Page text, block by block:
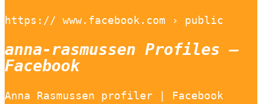
https:// www.facebook.com › public
anna-rasmussen Profiles –
Facebook
Anna Rasmussen profiler | Facebook